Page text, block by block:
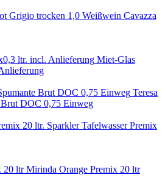
Weißwein Cavazza
Miet-Glas
Teresa
Brut DOC 0,75 Einweg
Sparkler Tafelwasser Premix
Mirinda Orange Premix 20 ltr